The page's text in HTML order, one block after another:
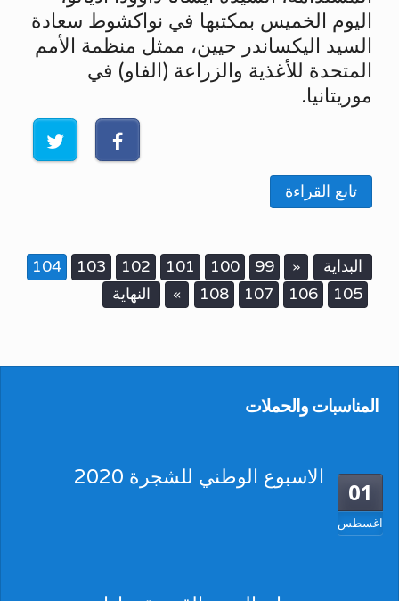
اليوم الخميس بمكتبها في نواكشوط سعادة
السيد اليكساندر حيين، ممثل منظمة الأمم
المتحدة للأغذية والزراعة (الفاو) في
موريتانيا.
تابع القراءة
البداية «
99
100
101
102
103
104
105
106
107
108
» النهاية
المناسبات والحملات
01
اغسطس
الاسبوع الوطني للشجرة 2020